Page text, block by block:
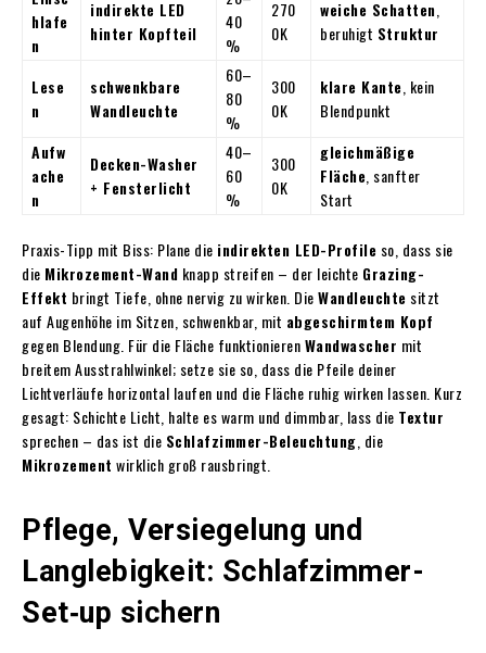
hlafe
n
indirekte LED
hinter Kopfteil
40
%
270
0K
weiche Schatten
beruhigt Struktur
Lese
n
schwenkbare
Wandleuchte
60–
80
%
300
0K
klare Kante , kein
Blendpunkt
Aufw
ache
n
Decken-Washer
+ Fensterlicht
40–
60
%
300
0K
gleichmäßige
Fläche , sanfter
Start
Praxis-Tipp mit Biss: Plane die indirekten LED-Profile so, dass sie
die Mikrozement-Wand knapp streifen – der leichte Grazing-
Effekt bringt Tiefe, ohne nervig zu wirken. DieWandleuchte sitzt
auf Augenhöhe im Sitzen, schwenkbar, mit abgeschirmtem Kopf
gegen Blendung. Für die Fläche funktionierenWandwascher mit
breitem Ausstrahlwinkel; setze sie so, dass die Pfeile deiner
Lichtverläufe horizontal laufen und die Fläche ruhig wirken lassen. Kurz
gesagt: Schichte Licht, halte es warm und dimmbar, lass die Textur
sprechen – das ist die Schlafzimmer-Beleuchtung , die
Mikrozement wirklich groß rausbringt.
Pflege, Versiegelung und
Langlebigkeit: Schlafzimmer-
Set‑up sichern